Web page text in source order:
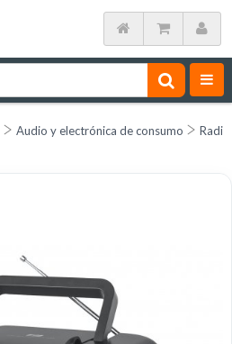
Audio y electrónica de consumo Radio